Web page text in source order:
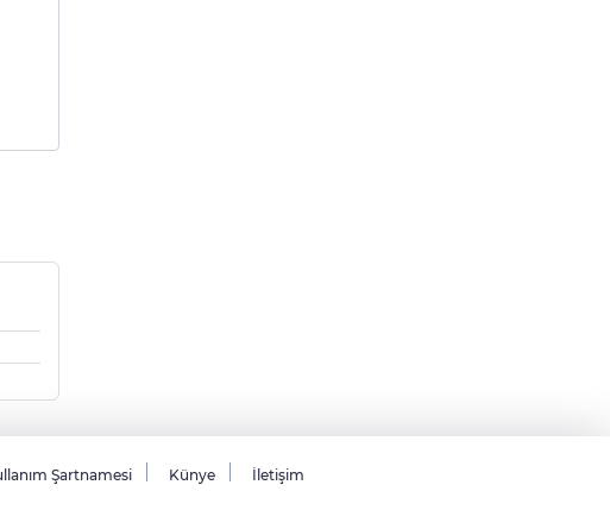
Şartnamesi Künye İletişim